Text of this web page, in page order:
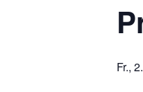
Fr.,